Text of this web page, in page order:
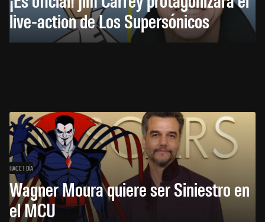
live-action de Los Supersónicos
HACE 1 DÍA
Wagner Moura quiere ser Siniestro en
el MCU